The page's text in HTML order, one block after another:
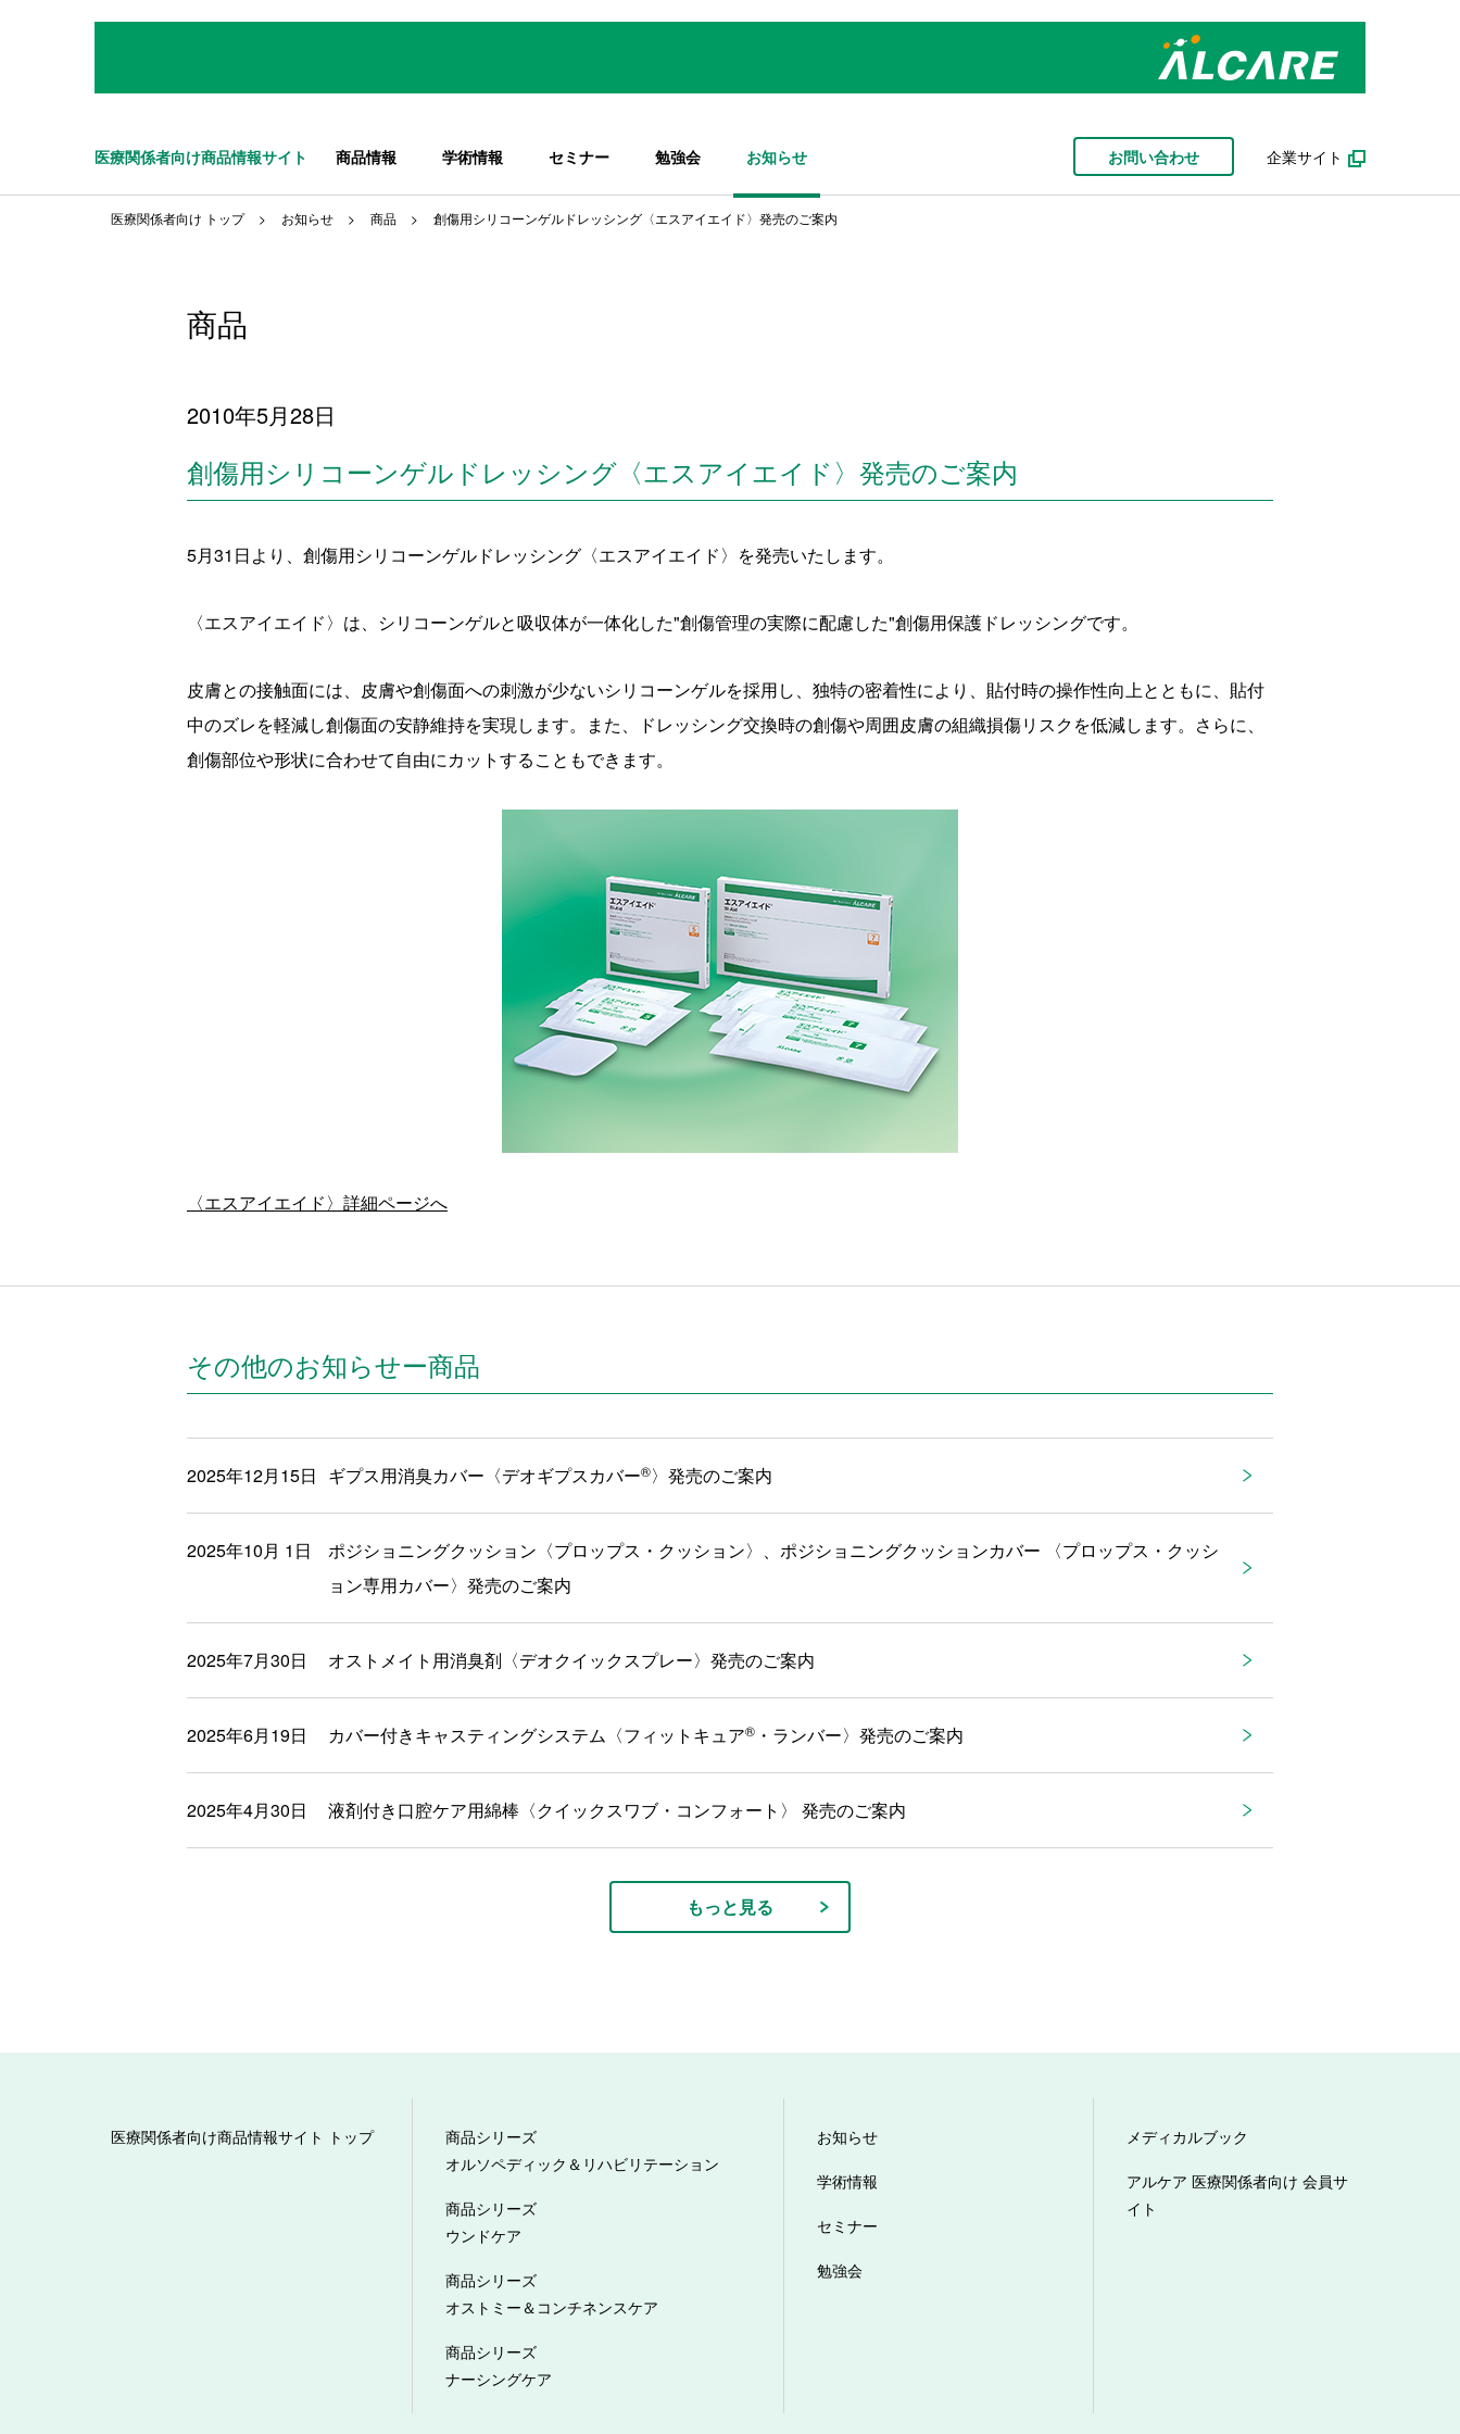
医療関係者向け商品情報サイト 商品情報 学術情報 セミナー 勉強会 お知らせ お問い合わせ 企業サイト
医療関係者向け トップ お知らせ 商品 創傷用シリコーンゲルドレッシング〈エスアイエイド〉発売のご案内
商品
2010年5月28日
創傷用シリコーンゲルドレッシング〈エスアイエイド〉発売のご案内
5月31日より、創傷用シリコーンゲルドレッシング〈エスアイエイド〉を発売いたします。
〈エスアイエイド〉は、シリコーンゲルと吸収体が一体化した"創傷管理の実際に配慮した"創傷用保護ドレッシングです。
皮膚との接触面には、皮膚や創傷面への刺激が少ないシリコーンゲルを採用し、独特の密着性により、貼付時の操作性向上とともに、貼付
中のズレを軽減し創傷面の安静維持を実現します。また、ドレッシング交換時の創傷や周囲皮膚の組織損傷リスクを低減します。さらに、
創傷部位や形状に合わせて自由にカットすることもできます。
〈エスアイエイド〉詳細ページへ
その他のお知らせー商品
2025年12月15日 ギプス用消臭カバー〈デオギプスカバー®〉発売のご案内
2025年10月 1日
ポジショニングクッション〈プロップス・クッション〉、ポジショニングクッションカバー 〈プロップス・クッシ
ョン専用カバー〉発売のご案内
2025年7月30日 オストメイト用消臭剤〈デオクイックスプレー〉発売のご案内
2025年6月19日 カバー付きキャスティングシステム〈フィットキュア® ・ランバー〉発売のご案内
2025年4月30日 液剤付き口腔ケア用綿棒〈クイックスワブ・コンフォート〉 発売のご案内
もっと見る
医療関係者向け商品情報サイト トップ
商品シリーズ
オルソペディック＆リハビリテーション
商品シリーズ
ウンドケア
商品シリーズ
オストミー＆コンチネンスケア
商品シリーズ
ナーシングケア
お知らせ
学術情報
セミナー
勉強会
メディカルブック
アルケア 医療関係者向け 会員サ
イト